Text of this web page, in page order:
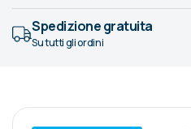
Spedizione gratuita
Su tutti gli ordini